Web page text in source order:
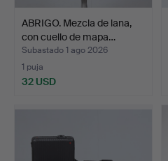
ABRIGO. Mezcla de lana,
con cuello de mapa…
Subastado 1 ago 2026
1 puja
32 USD